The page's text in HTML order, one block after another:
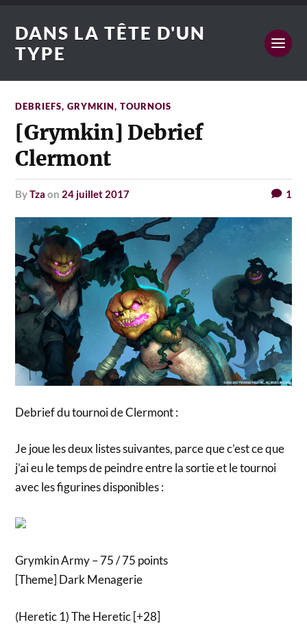
DANS LA TÊTE D'UN
TYPE
DEBRIEFS,GRYMKIN,TOURNOIS
[Grymkin] Debrief
Clermont
byTza on 24 juillet 2017 1
Debrief du tournoi de Clermont :
Je joue les deux listes suivantes, parce que c’est ce que
j’ai eu le temps de peindre entre la sortie et le tournoi
avec les figurines disponibles :
Grymkin Army – 75 / 75 points
[Theme] Dark Menagerie
(Heretic 1) The Heretic [+28]